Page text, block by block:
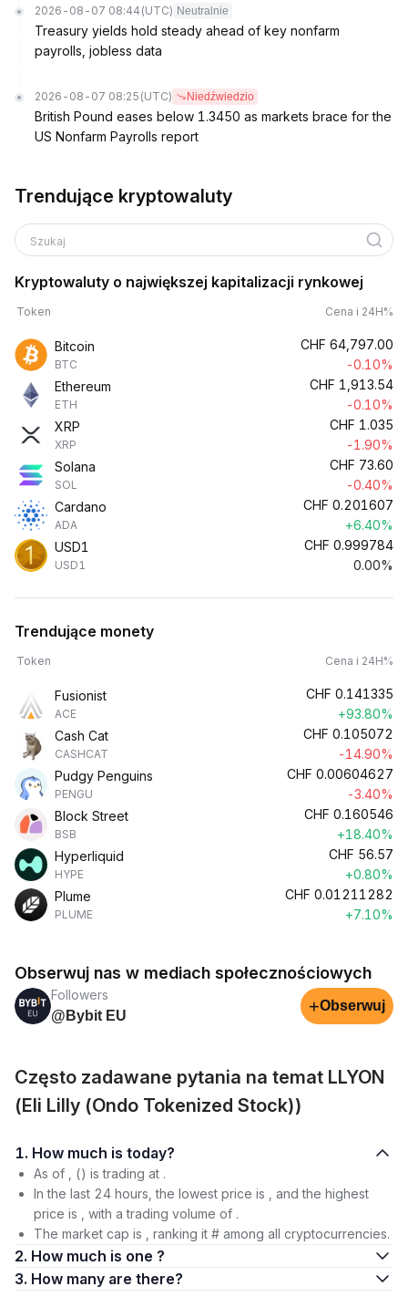
2026-08-07 08:44 (UTC) Neutralnie
Treasury yields hold steady ahead of key nonfarm
payrolls, jobless data
2026-08-07 08:25 (UTC) Niedźwiedzio
British Pound eases below 1.3450 as markets brace for the
US Nonfarm Payrolls report
Trendujące kryptowaluty
Szukaj
Kryptowaluty o największej kapitalizacji rynkowej
Token Cena i 24H%
Bitcoin
BTC
CHF 64,797.00
-0.10%
Ethereum
ETH
CHF 1,913.54
-0.10%
XRP
XRP
CHF 1.035
-1.90%
Solana
SOL
CHF 73.60
-0.40%
Cardano
ADA
CHF 0.201607
+6.40%
USD1
USD1
CHF 0.999784
0.00%
Trendujące monety
Token Cena i 24H%
Fusionist
ACE
CHF 0.141335
+93.80%
Cash Cat
CASHCAT
CHF 0.105072
-14.90%
Pudgy Penguins
PENGU
CHF 0.00604627
-3.40%
Block Street
BSB
CHF 0.160546
+18.40%
Hyperliquid
HYPE
CHF 56.57
+0.80%
Plume
PLUME
CHF 0.01211282
+7.10%
Obserwuj nas w mediach społecznościowych
Followers
@Bybit EU
+Obserwuj
Często zadawane pytania na temat LLYON
(Eli Lilly (Ondo Tokenized Stock))
1. How much is today?
As of , () is trading at .
In the last 24 hours, the lowest price is , and the highest
price is , with a trading volume of .
The market cap is , ranking it # among all cryptocurrencies.
2. How much is one ?
3. How many are there?